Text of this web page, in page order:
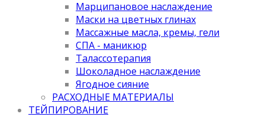
Марципановое наслаждение
Маски на цветных глинах
Массажные масла, кремы, гели
СПА - маникюр
Талассотерапия
Шоколадное наслаждение
Ягодное сияние
РАСХОДНЫЕ МАТЕРИАЛЫ
ТЕЙПИРОВАНИЕ